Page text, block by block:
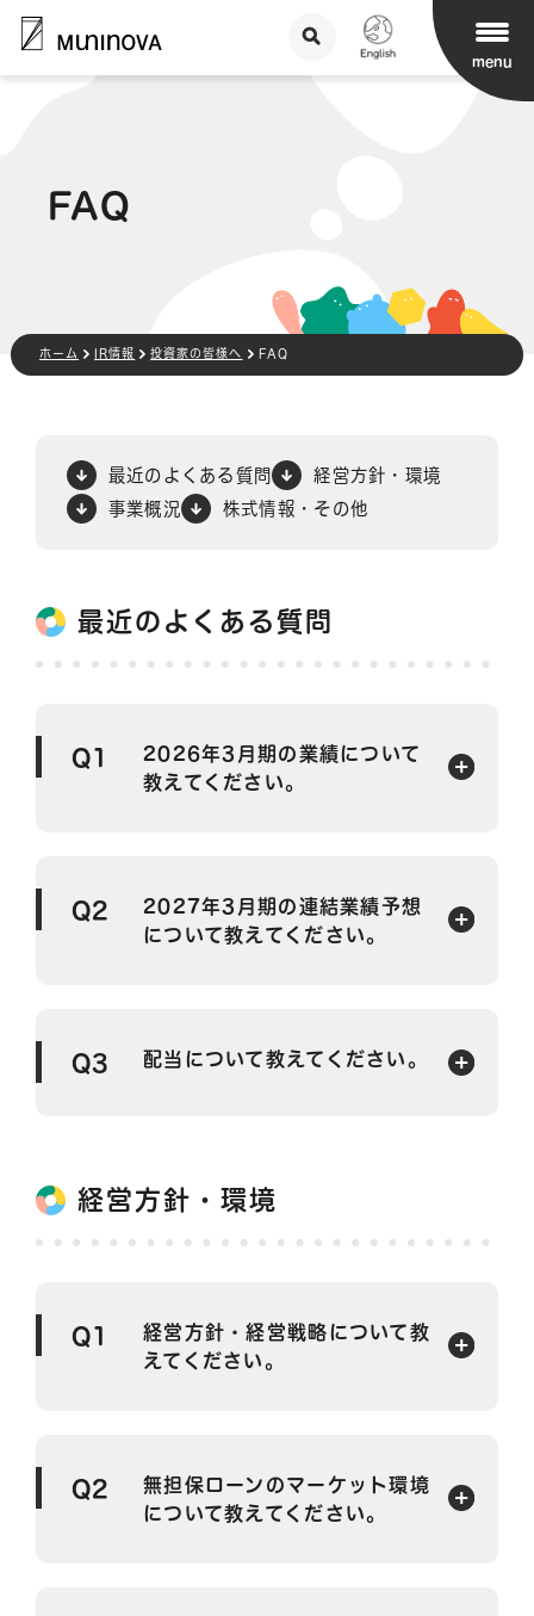
menu
FAQ
ホーム IR情報 投資家の皆様へ FAQ
最近のよくある質問
経営方針・環境
事業概況
株式情報・その他
最近のよくある質問
Q1
2026年3月期の業績について
教えてください。
Q2
2027年3月期の連結業績予想
について教えてください。
Q3 配当について教えてください。
経営方針・環境
Q1
経営方針・経営戦略について教
えてください。
Q2
無担保ローンのマーケット環境
について教えてください。